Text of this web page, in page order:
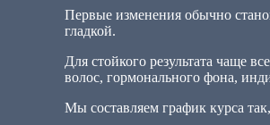
Первые изменения обычно
гладкой.
Для стойкого результата чаще
волос, гормонального фона,
Мы составляем график курса